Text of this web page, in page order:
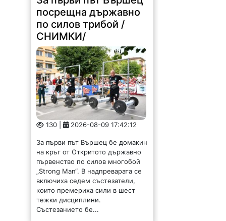
посрещна държавно
по силов трибой /
СНИМКИ/
130 | 2026-08-09 17:42:12
За първи път Вършец бе домакин
на кръг от Откритото държавно
първенство по силов многобой
„Strong Man“. В надпреварата се
включиха седем състезатели,
които премериха сили в шест
тежки дисциплини.
Състезанието бе...